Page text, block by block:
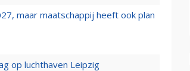
maar maatschappij heeft ook plan
op luchthaven Leipzig